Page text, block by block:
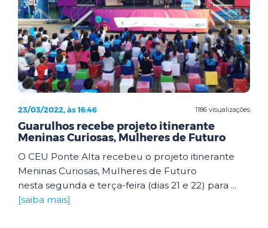
1186 visualizações
23/03/2022, às 16:46
Guarulhos recebe projeto itinerante
Meninas Curiosas, Mulheres de Futuro
O CEU Ponte Alta recebeu o projeto itinerante
Meninas Curiosas, Mulheres de Futuro
nesta segunda e terça-feira (dias 21 e 22) para ...
[saiba mais]